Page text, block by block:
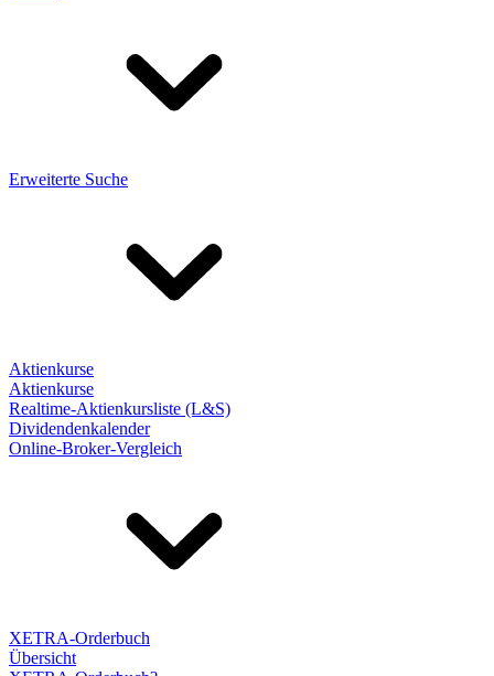
Erweiterte Suche
Aktienkurse
Aktienkurse
Realtime-Aktienkursliste (L&S)
Dividendenkalender
Online-Broker-Vergleich
XETRA-Orderbuch
Übersicht